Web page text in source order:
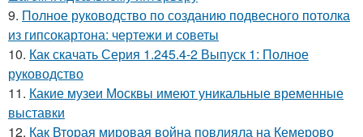
9. Полное руководство по созданию подвесного потолка
из гипсокартона: чертежи и советы
10. Как скачать Серия 1.245.4-2 Выпуск 1: Полное
руководство
11. Какие музеи Москвы имеют уникальные временные
выставки
12. Как Вторая мировая война повлияла на Кемерово